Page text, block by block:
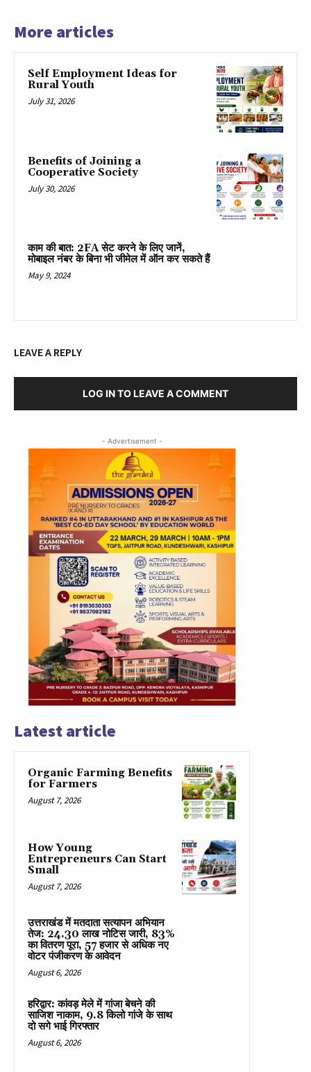
More articles
Self Employment Ideas for
Rural Youth
July 31, 2026
Benefits of Joining a
Cooperative Society
July 30, 2026
काम की बात: 2FA सेट करने के लिए जानें,
मोबाइल नंबर के बिना भी जीमेल में ऑन कर सकते हैं
May 9, 2024
LEAVE A REPLY
LOG IN TO LEAVE A COMMENT
- Advertisement -
Latest article
Organic Farming Benefits
for Farmers
August 7, 2026
How Young
Entrepreneurs Can Start
Small
August 7, 2026
उत्तराखंड में मतदाता सत्यापन अभियान
तेज: 24.30 लाख नोटिस जारी, 83%
का वितरण पूरा, 57 हजार से अधिक नए
वोटर पंजीकरण के आवेदन
August 6, 2026
हरिद्वार: कांवड़ मेले में गांजा बेचने की
साजिश नाकाम, 9.8 किलो गांजे के साथ
दो सगे भाई गिरफ्तार
August 6, 2026